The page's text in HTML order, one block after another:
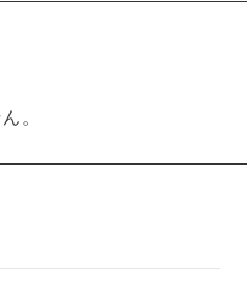
。